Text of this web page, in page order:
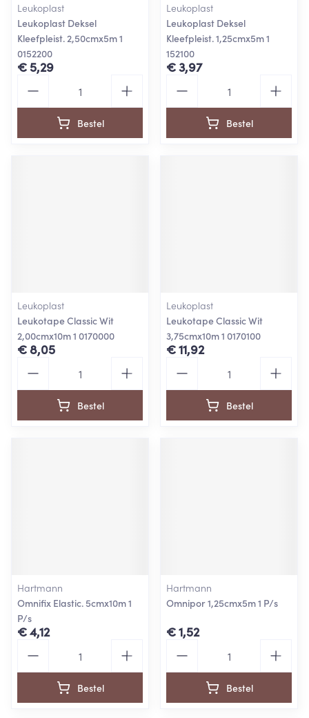
Leukoplast
Leukoplast Deksel
Kleefpleist. 2,50cmx5m 1
0152200
€ 5,29
Bestel
Leukoplast
Leukoplast Deksel
Kleefpleist. 1,25cmx5m 1
152100
€ 3,97
Bestel
Leukoplast
Leukotape Classic Wit
2,00cmx10m 1 0170000
€ 8,05
Bestel
Leukoplast
Leukotape Classic Wit
3,75cmx10m 1 0170100
€ 11,92
Bestel
Hartmann
Omnifix Elastic. 5cmx10m 1
P/s
€ 4,12
Bestel
Hartmann
Omnipor 1,25cmx5m 1 P/s
€ 1,52
Bestel